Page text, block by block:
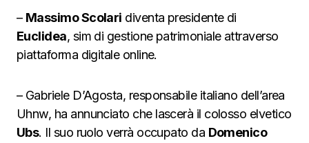
– Massimo Scolari diventa presidente di
Euclidea, sim di gestione patrimoniale attraverso
piattaforma digitale online.
– Gabriele D’Agosta, responsabile italiano dell’area
Uhnw, ha annunciato che lascerà il colosso elvetico
Ubs. Il suo ruolo verrà occupato da Domenico